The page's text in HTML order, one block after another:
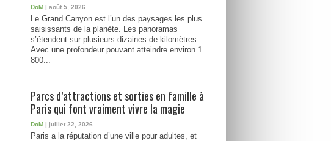
DoM | août 5, 2026
Le Grand Canyon est l’un des paysages les plus
saisissants de la planète. Les panoramas
s’étendent sur plusieurs dizaines de kilomètres.
Avec une profondeur pouvant atteindre environ 1
800...
Parcs d’attractions et sorties en famille à
Paris qui font vraiment vivre la magie
DoM | juillet 22, 2026
Paris a la réputation d’une ville pour adultes, et